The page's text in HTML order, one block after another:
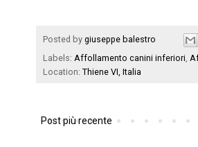
Posted by giuseppe balestro
Labels: Affollamento canini inferiori
Location: Thiene VI, Italia
Post più recente